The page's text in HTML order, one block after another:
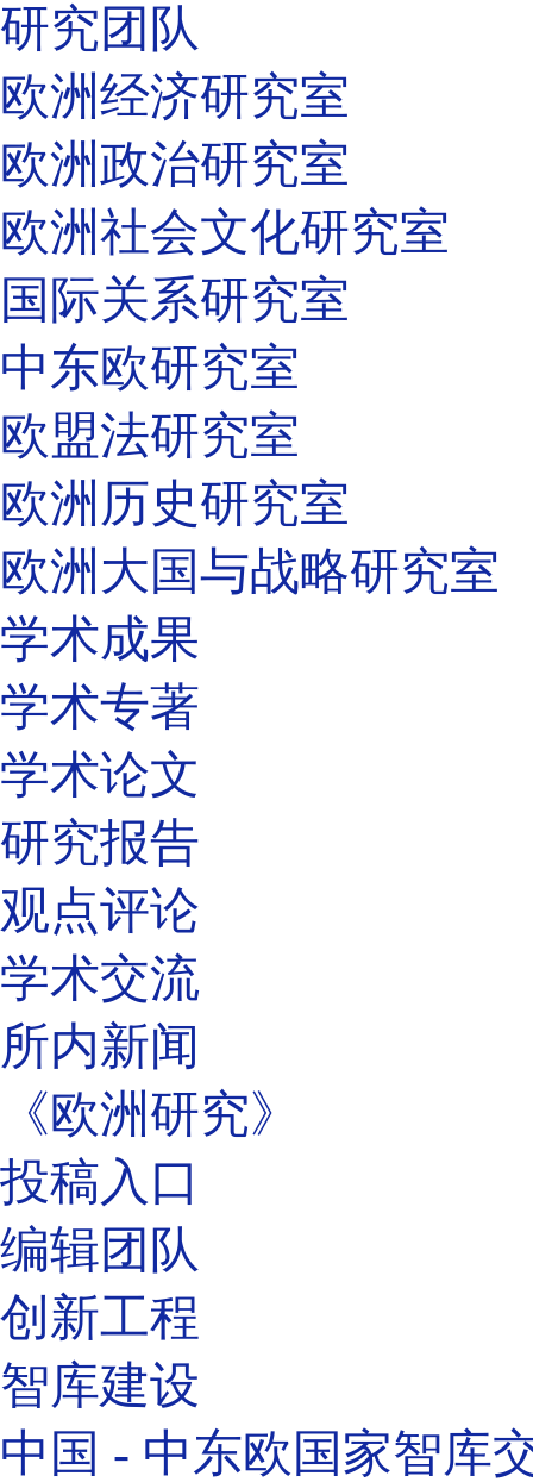
研究团队
欧洲经济研究室
欧洲政治研究室
欧洲社会文化研究室
国际关系研究室
中东欧研究室
欧盟法研究室
欧洲历史研究室
欧洲大国与战略研究室
学术成果
学术专著
学术论文
研究报告
观点评论
学术交流
所内新闻
《欧洲研究》
投稿入口
编辑团队
创新工程
智库建设
中国 - 中东欧国家智库